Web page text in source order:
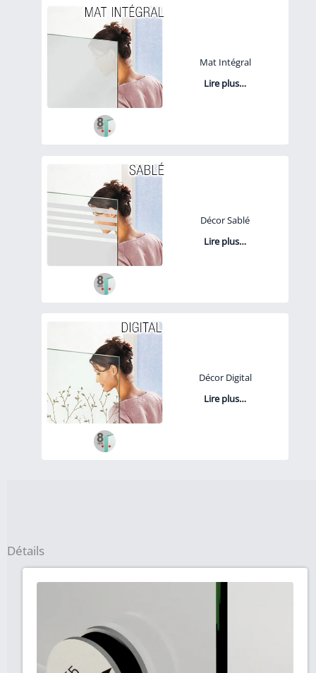
Mat Intégral
Lire plus…
Décor Sablé
Lire plus…
Décor Digital
Lire plus…
Détails